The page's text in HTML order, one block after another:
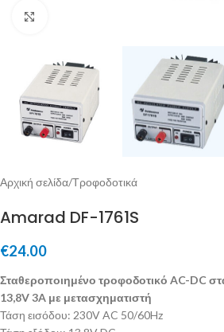
Αρχική σελίδα/Τροφοδοτικά
Amarad DF-1761S
€24.00
Σταθεροποιημένο τροφοδοτικό AC-DC
13,8V 3A με μετασχηματιστή
Τάση εισόδου: 230V AC 50/60Hz